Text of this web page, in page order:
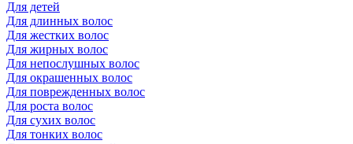
Для детей
Для длинных волос
Для жестких волос
Для жирных волос
Для непослушных волос
Для окрашенных волос
Для поврежденных волос
Для роста волос
Для сухих волос
Для тонких волос